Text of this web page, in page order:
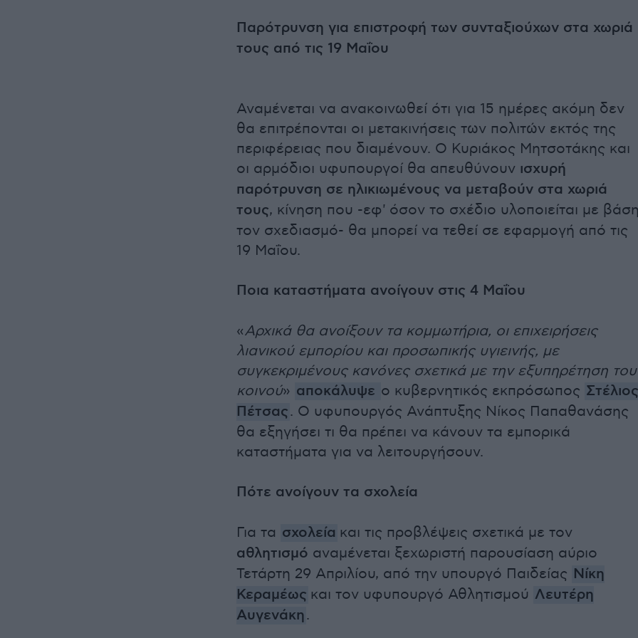
Παρότρυνση για επιστροφή των συνταξιούχων στα χωριά
τους από τις 19 Μαΐου
Αναμένεται να ανακοινωθεί ότι για 15 ημέρες ακόμη δεν
θα επιτρέπονται οι μετακινήσεις των πολιτών εκτός της
περιφέρειας που διαμένουν. Ο Κυριάκος Μητσοτάκης και
οι αρμόδιοι υφυπουργοί θα απευθύνουν ισχυρή
παρότρυνση σε ηλικιωμένους να μεταβούν στα χωριά
τους, κίνηση που -εφ' όσον το σχέδιο υλοποιείται με
τον σχεδιασμό- θα μπορεί να τεθεί σε εφαρμογή από τις
19 Μαΐου.
Ποια καταστήματα ανοίγουν στις 4 Μαΐου
«Αρχικά θα ανοίξουν τα κομμωτήρια, οι επιχειρήσεις
λιανικού εμπορίου και προσωπικής υγιεινής, με
συγκεκριμένους κανόνες σχετικά με την εξυπηρέτηση του
κοινού» αποκάλυψε ο κυβερνητικός εκπρόσωπος Στέλιος
Πέτσας. Ο υφυπουργός Ανάπτυξης Νίκος Παπαθανάσης
θα εξηγήσει τι θα πρέπει να κάνουν τα εμπορικά
καταστήματα για να λειτουργήσουν.
Πότε ανοίγουν τα σχολεία
Για τα σχολεία και τις προβλέψεις σχετικά με τον
αθλητισμό αναμένεται ξεχωριστή παρουσίαση αύριο
Τετάρτη 29 Απριλίου, από την υπουργό Παιδείας Νίκη
Κεραμέως και τον υφυπουργό Αθλητισμού Λευτέρη
Αυγενάκη.